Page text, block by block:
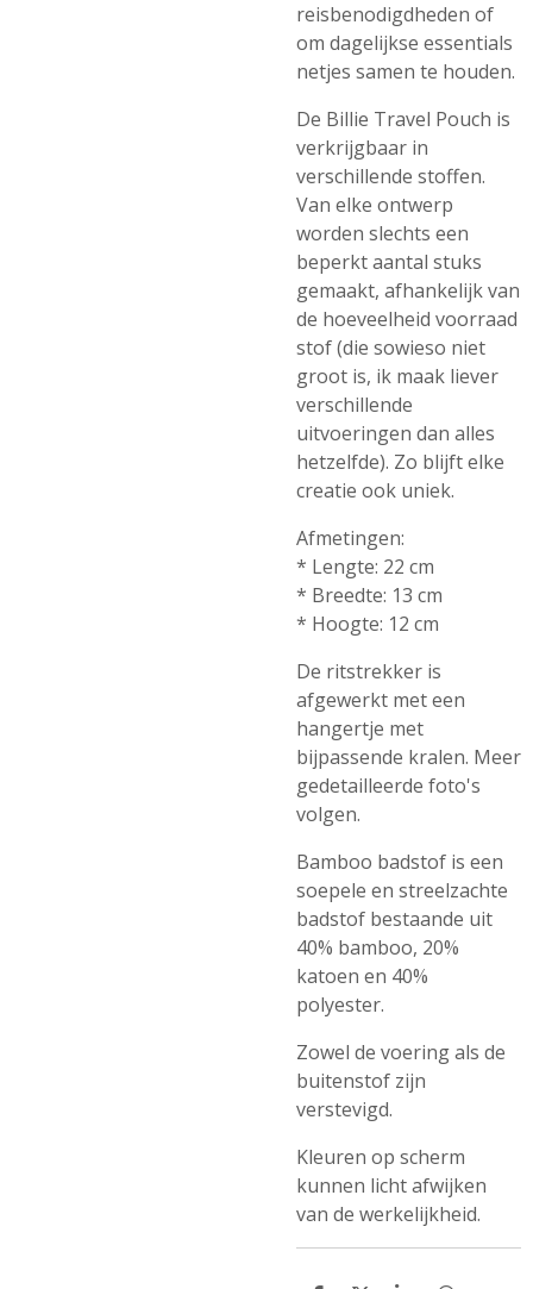
reisbenodigdheden of
om dagelijkse essentials
netjes samen te houden.
De Billie Travel Pouch is
verkrijgbaar in
verschillende stoffen.
Van elke ontwerp
worden slechts een
beperkt aantal stuks
gemaakt, afhankelijk van
de hoeveelheid voorraad
stof (die sowieso niet
groot is, ik maak liever
verschillende
uitvoeringen dan alles
hetzelfde). Zo blijft elke
creatie ook uniek.
Afmetingen:
* Lengte: 22 cm
* Breedte: 13 cm
* Hoogte: 12 cm
De ritstrekker is
afgewerkt met een
hangertje met
bijpassende kralen. Meer
gedetailleerde foto's
volgen.
Bamboo badstof is een
soepele en streelzachte
badstof bestaande uit
40% bamboo, 20%
katoen en 40%
polyester.
Zowel de voering als de
buitenstof zijn
verstevigd.
Kleuren op scherm
kunnen licht afwijken
van de werkelijkheid.